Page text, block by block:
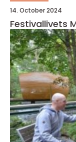
14. October 2024
Festivallivets